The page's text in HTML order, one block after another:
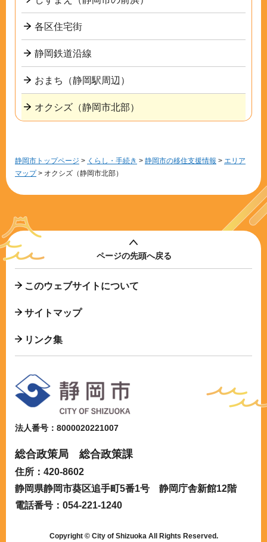
各区住宅街
静岡鉄道沿線
おまち（静岡駅周辺）
オクシズ（静岡市北部）
静岡市トップページ > くらし・手続き > 静岡市の移住支援情報 > エリア
マップ> オクシズ（静岡市北部）
ページの先頭へ戻る
このウェブサイトについて
サイトマップ
リンク集
法人番号：8000020221007
総合政策局 総合政策課
住所：420-8602
静岡県静岡市葵区追手町5番1号 静岡庁舎新館12階
電話番号：054-221-1240
Copyright © City of Shizuoka All Rights Reserved.